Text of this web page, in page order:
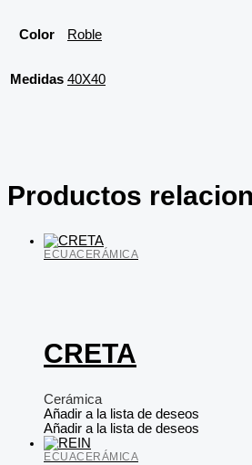
Color Roble
Medidas 40X40
Productos
ECUACERÁMICA
CRETA
Cerámica
Añadir a la lista de deseos
Añadir a la lista de deseos
ECUACERÁMICA